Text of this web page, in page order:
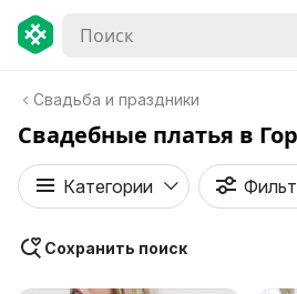
Свадьба и праздники
Свадебные платья в
Категории
Сохранить поиск